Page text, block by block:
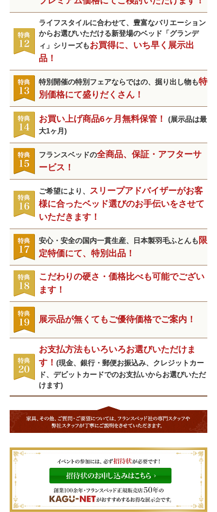
ライフスタイルに合わせて、豊富なバリエーション
からお選びいただける新登場のベッド「グランデ
ィ」シリーズもお買得に、いち早く展示出
品！
特別開催の特別フェアならではの、掘り出し物も特
別価格にて盛りだくさん！
お買い上げ商品6ヶ月無料保管！ (展示品は最
大1ヶ月)
フランスベッドの全商品、保証・アフターサ
ービス！
ご希望により、
スリープアドバイザーがお客
様に合ったベッド選びのお手伝いをさせて
いただきます！
安心・安全の国内一貫生産、日本製羽毛ふとんも 限
定特価にて、特別出品！
こだわりの硬さ・価格比べも可能でござい
ます！
展示品が無くてもご優待価格でご案内！
お支払方法もいろいろお選びいただけま
す！ (現金、銀行・郵便お振込み、クレジットカー
ド、デビットカードでのお支払いからお選びいただ
けます)